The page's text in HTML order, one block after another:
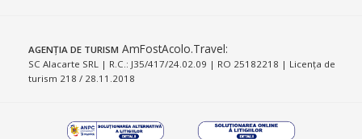
AGENȚIA DE TURISM AmFostAcolo.Travel:
SC Alacarte SRL | R.C.: J35/417/24.02.09 | RO 25182218 | Licența de
turism 218 / 28.11.2018